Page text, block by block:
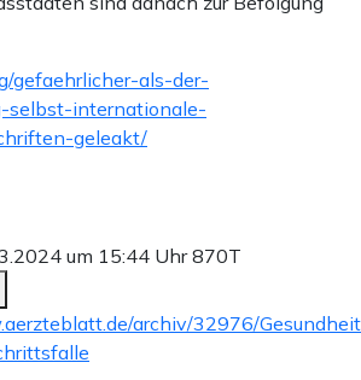
gefaehrlicher-als-der-
selbst-internationale-
geleakt/
um 15:44 Uhr870T
archiv/32976/